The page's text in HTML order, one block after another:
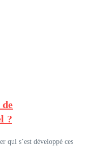
?
qui s’est développé ces